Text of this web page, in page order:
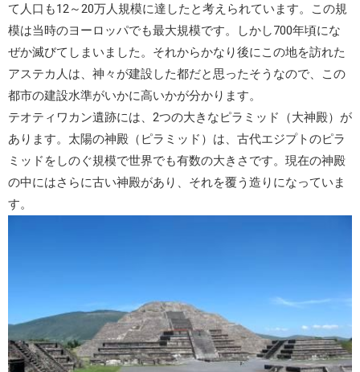
て人口も12～20万人規模に達したと考えられています。この規
模は当時のヨーロッパでも最大規模です。しかし700年頃にな
ぜか滅びてしまいました。それからかなり後にこの地を訪れた
アステカ人は、神々が建設した都だと思ったそうなので、この
都市の建設水準がいかに高いかが分かります。
テオティワカン遺跡には、2つの大きなピラミッド（大神殿）が
あります。 太陽の神殿 （ピラミッド）は、古代エジプトのピラ
ミッドをしのぐ規模で世界でも有数の大きさです。現在の神殿
の中にはさらに古い神殿があり、それを覆う造りになっていま
す。